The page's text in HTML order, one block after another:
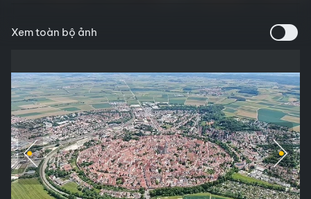
Xem toàn bộ ảnh